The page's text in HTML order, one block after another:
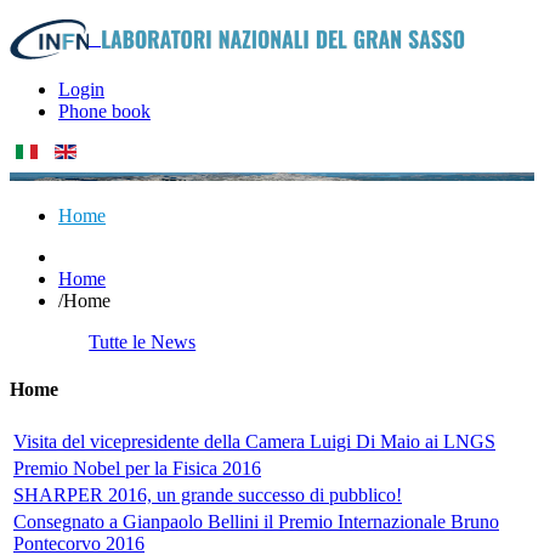
Login
Phone book
Home
Home
/Home
Tutte le News
Home
Visita del vicepresidente della Camera Luigi Di Maio ai LNGS
Premio Nobel per la Fisica 2016
SHARPER 2016, un grande successo di pubblico!
Consegnato a Gianpaolo Bellini il Premio Internazionale Bruno
Pontecorvo 2016